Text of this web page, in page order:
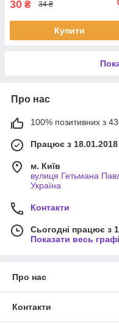
30 ₴ 34 ₴
Купити
Про нас
100% позитивних з
Працює з 18.01.2018
м. Київ
вулиця Гетьмана
Україна
Контакти
Сьогодні працює з
Показати весь
Про нас
Контакти